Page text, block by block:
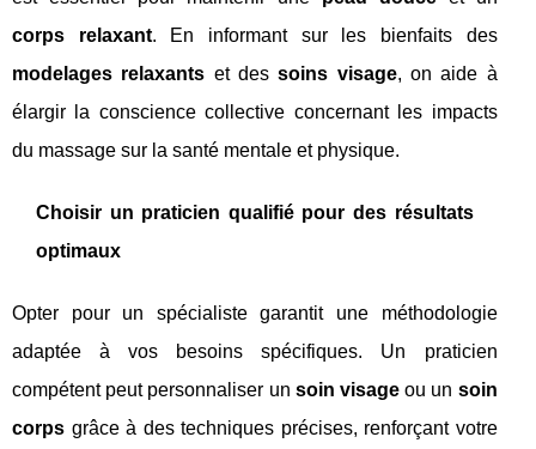
corps relaxant. En informant sur les bienfaits des
modelages relaxants et dessoins visage, on aide à
élargir la conscience collective concernant les impacts
du massage sur la santé mentale et physique.
Choisir un praticien qualifié pour des résultats
optimaux
Opter pour un spécialiste garantit une méthodologie
adaptée à vos besoins spécifiques. Un praticien
compétent peut personnaliser un soin visage ou un soin
corps grâce à des techniques précises, renforçant votre